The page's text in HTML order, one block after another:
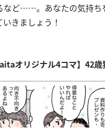
など……。あなたの気持ち
きましょう！
オリジナル4コマ】42歳